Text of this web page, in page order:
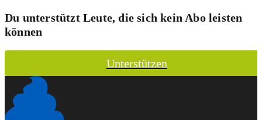
Du unterstützt Leute, die sich kein Abo leisten
können
Unterstützen